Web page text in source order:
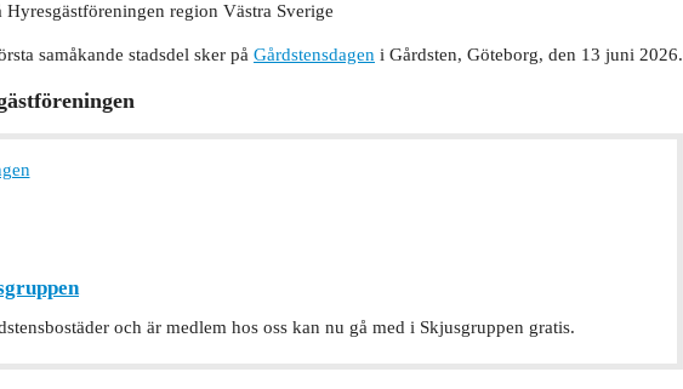
region Västra Sverige
samåkande stadsdel sker på Gårdstensdagen i Gårdsten, Göteborg, den 13 juni 2026.
och är medlem hos oss kan nu gå med i Skjusgruppen gratis.